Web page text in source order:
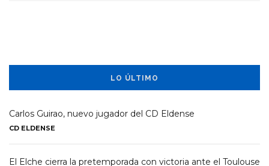
LO ÚLTIMO
Carlos Guirao, nuevo jugador del CD Eldense
CD ELDENSE
El Elche cierra la pretemporada con victoria ante el Toulouse